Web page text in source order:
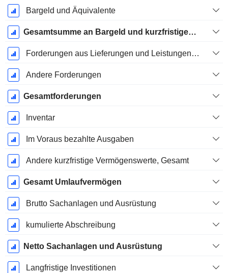
Dezember
Bargeld und Äquivalente
Gesamtsumme an Bargeld und kurzfristigen Investitionen
Forderungen aus Lieferungen und Leistungen, Gesamt
Andere Forderungen
Gesamtforderungen
Inventar
Im Voraus bezahlte Ausgaben
Andere kurzfristige Vermögenswerte, Gesamt
Gesamt Umlaufvermögen
Brutto Sachanlagen und Ausrüstung
kumulierte Abschreibung
Netto Sachanlagen und Ausrüstung
Langfristige Investitionen